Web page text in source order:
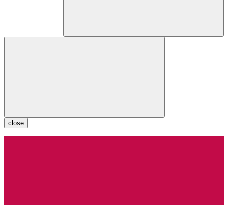
close